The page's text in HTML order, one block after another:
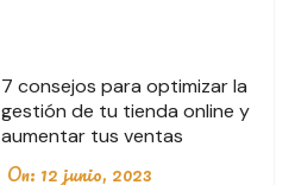
7 consejos para optimizar la
gestión de tu tienda online y
aumentar tus ventas
On: 12 junio, 2023